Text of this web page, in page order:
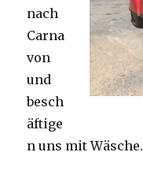
nach
Carna
von
und
besch
äftige
n uns mit Wäsche.